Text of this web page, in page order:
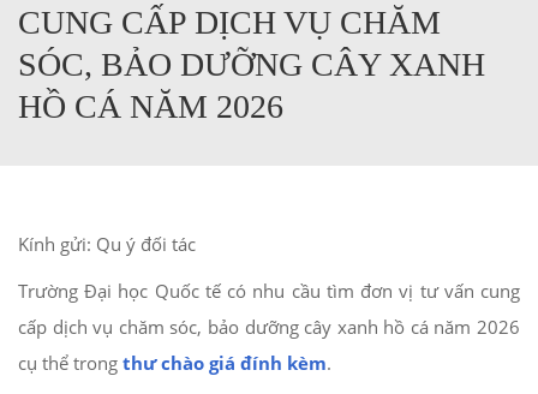
CUNG CẤP DỊCH VỤ CHĂM
SÓC, BẢO DƯỠNG CÂY XANH
HỒ CÁ NĂM 2026
Kính gửi: Qu ý đối tác
Trường Đại học Quốc tế có nhu cầu tìm đơn vị tư vấn cung
cấp dịch vụ chăm sóc, bảo dưỡng cây xanh hồ cá năm 2026
cụ thể trong thư chào giá đính kèm.